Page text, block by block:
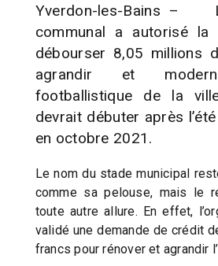
Yverdon-les-Bains
communal a autorisé la
débourser 8,05 millions
agrandir et
footballistique de la
devrait débuter après
en octobre 2021.
Le nom du stade municipal
comme sa pelouse, mais le
toute autre allure. En effet,
validé une demande de crédit
francs pour rénover et agrandir